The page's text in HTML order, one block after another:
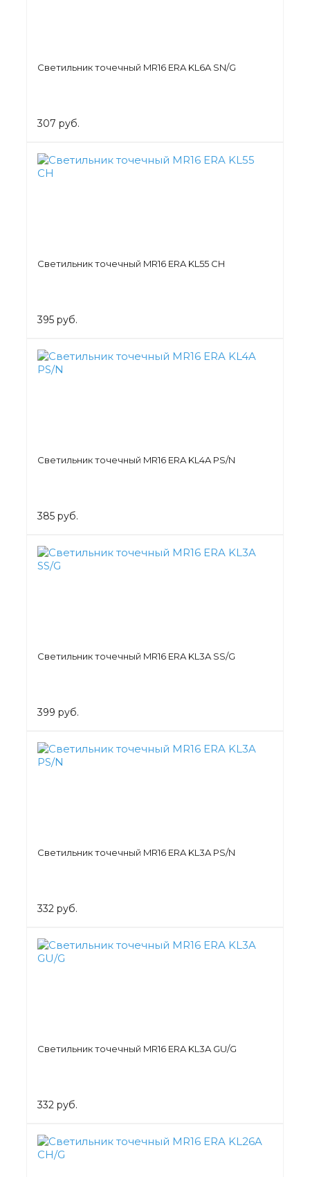
Светильник точечный MR16 ERA KL6A SN/G
307 руб.
Светильник точечный MR16 ERA KL55 CH
395 руб.
Светильник точечный MR16 ERA KL4A PS/N
385 руб.
Светильник точечный MR16 ERA KL3A SS/G
399 руб.
Светильник точечный MR16 ERA KL3A PS/N
332 руб.
Светильник точечный MR16 ERA KL3A GU/G
332 руб.